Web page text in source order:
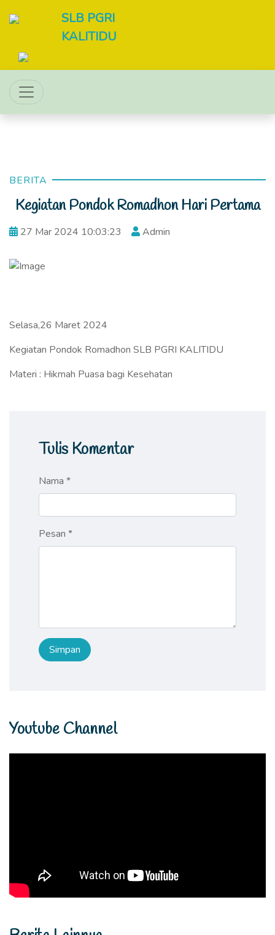
SLB PGRI
KALITIDU
BERITA
Kegiatan Pondok Romadhon Hari Pertama
27 Mar 2024 10:03:23 Admin
Selasa,26 Maret 2024
Kegiatan Pondok Romadhon SLB PGRI KALITIDU
Materi : Hikmah Puasa bagi Kesehatan
Tulis Komentar
Nama *
Pesan *
Youtube Channel